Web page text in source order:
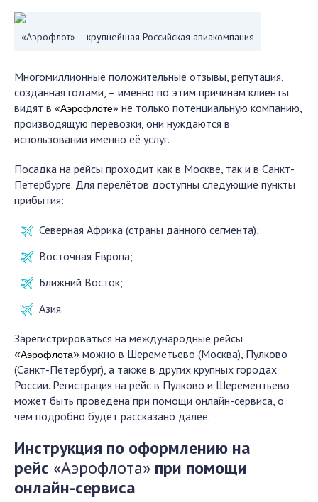
«Аэрофлот» – крупнейшая Российская авиакомпания
Многомиллионные положительные отзывы, репутация,
созданная годами, – именно по этим причинам клиенты
видят в «Аэрофлоте» не только потенциальную компанию,
производящую перевозки, они нуждаются в
использовании именно её услуг.
Посадка на рейсы проходит как в Москве, так и в Санкт-
Петербурге. Для перелётов доступны следующие пункты
прибытия:
Северная Африка (страны данного сегмента);
Восточная Европа;
Ближний Восток;
Азия.
Зарегистрироваться на международные рейсы
«Аэрофлота» можно в Шереметьево (Москва), Пулково
(Санкт-Петербург), а также в других крупных городах
России. Регистрация на рейс в Пулково и Шерементьево
может быть проведена при помощи онлайн-сервиса, о
чем подробно будет рассказано далее.
Инструкция по оформлению на
рейс «Аэрофлота» при помощи
онлайн-сервиса